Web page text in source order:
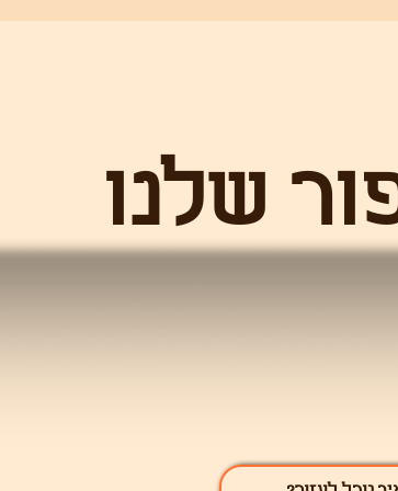
שלנו